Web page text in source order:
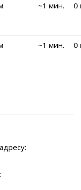
~1 мин. 0
~1 мин. 0